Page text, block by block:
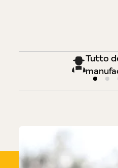
Tutto